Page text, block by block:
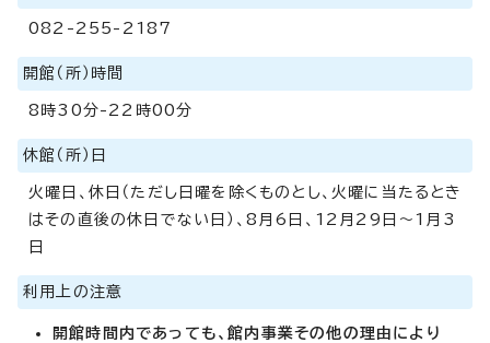
082-255-2187
開館（所）時間
8時30分-22時00分
休館（所）日
火曜日、休日（ただし日曜を除くものとし、火曜に当たるとき
はその直後の休日でない日）、8月6日、12月29日～1月3
日
利用上の注意
開館時間内であっても、館内事業その他の理由により